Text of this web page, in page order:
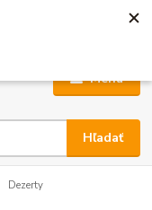
Menu
Hľadať
ks
0,00 €
Dezerty